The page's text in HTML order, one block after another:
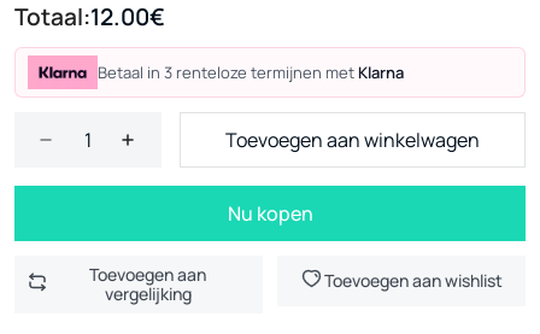
Totaal:12.00€
Betaal in 3 renteloze termijnen met Klarna
Toevoegen aan winkelwagen
Nu kopen
Toevoegen aan
vergelijking
Toevoegen aan wishlist